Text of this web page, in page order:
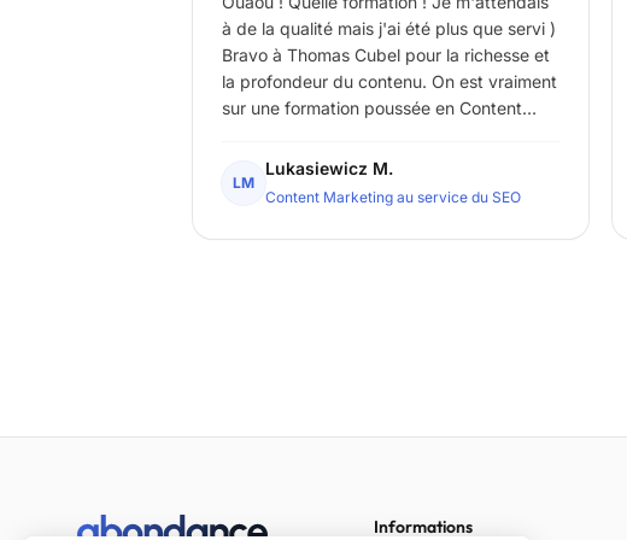
à de la qualité mais j'ai été plus que servi )
Bravo à Thomas Cubel pour la richesse et
la profondeur du contenu. On est vraiment
sur une formation poussée en Content
est étudiée et décortiquée. Mêlant à la fois
théorie et application à travers des cas
interviews de qualité, chacune d'elle avec
LM
Lukasiewicz M.
Content Marketing au service du SEO
Informations